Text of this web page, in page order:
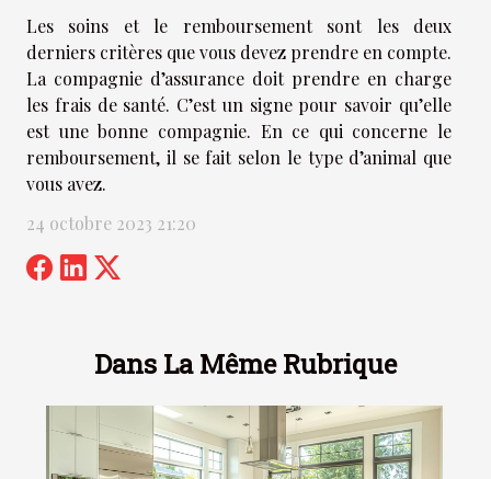
Les soins et le remboursement sont les deux
derniers critères que vous devez prendre en compte.
La compagnie d’assurance doit prendre en charge
les frais de santé. C’est un signe pour savoir qu’elle
est une bonne compagnie. En ce qui concerne le
remboursement, il se fait selon le type d’animal que
vous avez.
24 octobre 2023 21:20
Dans La Même Rubrique